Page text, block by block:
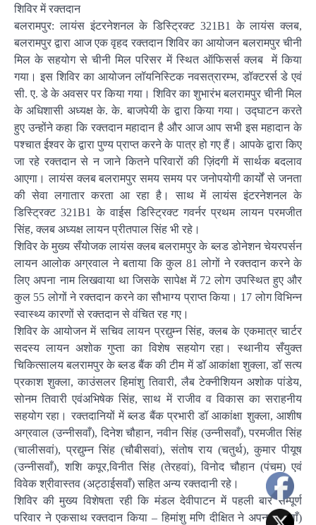
शिविर में रक्तदान
बलरामपुर: लायंस इंटरनेशनल के डिस्ट्रिक्ट 321B1 के लायंस क्लब,
बलरामपुर द्वारा आज एक वृहद रक्तदान शिविर का आयोजन बलरामपुर चीनी
मिल के सहयोग से चीनी मिल परिसर में स्थित ऑफिसर्स क्लब में किया
गया। इस शिविर का आयोजन लॉयनिस्टिक नवसत्रारम्भ, डॉक्टरर्स डे एवं
सी. ए. डे के अवसर पर किया गया। शिविर का शुभारंभ बलरामपुर चीनी मिल
के अधिशासी अध्यक्ष के. के. बाजपेयी के द्वारा किया गया। उद्घाटन करते
हुए उन्होंने कहा कि रक्तदान महादान है और आज आप सभी इस महादान के
पश्चात ईश्वर के द्वारा पुण्य प्राप्त करने के पात्र हो गए हैं। आपके द्वारा किए
जा रहे रक्तदान से न जाने कितने परिवारों की ज़िंदगी में सार्थक बदलाव
आएगा। लायंस क्लब बलरामपुर समय समय पर जनोपयोगी कार्यों से जनता
की सेवा लगातार करता आ रहा है। साथ में लायंस इंटरनेशनल के
डिस्ट्रिक्ट 321B1 के वाईस डिस्ट्रिक्ट गवर्नर प्रथम लायन परमजीत
सिंह, क्लब अध्यक्ष लायन प्रीतपाल सिंह भी रहे।
शिविर के मुख्य सँयोजक लायंस क्लब बलरामपुर के ब्लड डोनेशन चेयरपर्सन
लायन आलोक अग्रवाल ने बताया कि कुल 81 लोगों ने रक्तदान करने के
लिए अपना नाम लिखवाया था जिसके सापेक्ष में 72 लोग उपस्थित हुए और
कुल 55 लोगों ने रक्तदान करने का सौभाग्य प्राप्त किया। 17 लोग विभिन्न
स्वास्थ्य कारणों से रक्तदान से वंचित रह गए।
शिविर के आयोजन में सचिव लायन प्रद्युम्न सिंह, क्लब के एकमात्र चार्टर
सदस्य लायन अशोक गुप्ता का विशेष सहयोग रहा। स्थानीय सँयुक्त
चिकित्सालय बलरामपुर के ब्लड बैंक की टीम में डॉ आकांक्षा शुक्ला, डॉ सत्य
प्रकाश शुक्ला, काउंसलर हिमांशु तिवारी, लैब टेक्नीशियन अशोक पांडेय,
सोनम तिवारी एवंअभिषेक सिंह, साथ में राजीव व विकास का सराहनीय
सहयोग रहा। रक्तदानियों में ब्लड बैंक प्रभारी डॉ आकांक्षा शुक्ला, आशीष
अग्रवाल (उन्नीसवाँ), दिनेश चौहान, नवीन सिंह (उन्नीसवाँ), परमजीत सिंह
(चालीसवां), प्रद्युम्न सिंह (चौबीसवां), संतोष राय (चतुर्थ), कुमार पीयूष
(उन्नीसवाँ), शशि कपूर,विनीत सिंह (तेरहवां), विनोद चौहान (पंचम) एवं
विवेक श्रीवास्तव (अट्ठाईसवाँ) सहित अन्य रक्तदानी रहे।
शिविर की मुख्य विशेषता रही कि मंडल देवीपाटन में पहली बार सम्पूर्ण
परिवार ने एकसाथ रक्तदान किया – हिमांशु मणि दीक्षित ने अपना (55वाँ)